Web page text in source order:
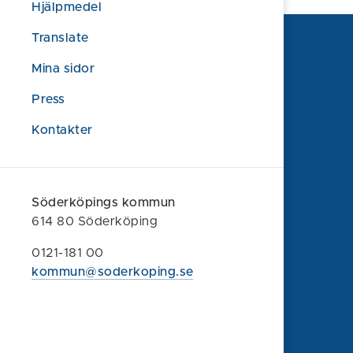
Hjälpmedel
Translate
Mina sidor
Press
Kontakter
Söderköpings kommun
614 80 Söderköping
0121-181 00
kommun@soderkoping.se
614 80 Söderköping